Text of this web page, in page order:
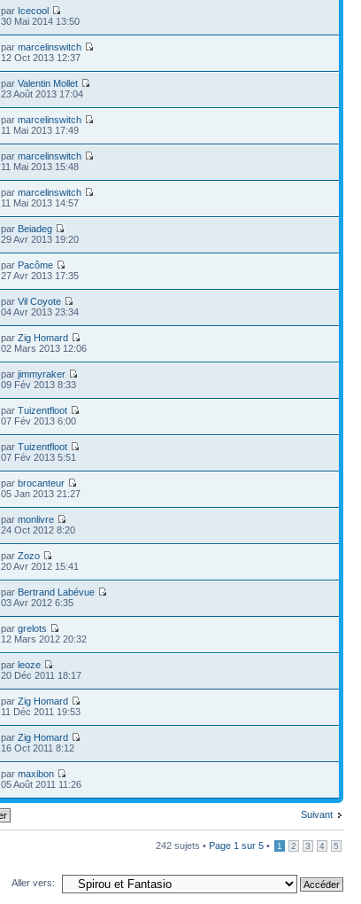
par Icecool
30 Mai 2014 13:50
parmarcelinswitch
12 Oct 2013 12:37
parValentin Mollet
23 Août 2013 17:04
parmarcelinswitch
11 Mai 2013 17:49
parmarcelinswitch
11 Mai 2013 15:48
parmarcelinswitch
11 Mai 2013 14:57
par Beiadeg
29 Avr 2013 19:20
par Pacôme
27 Avr 2013 17:35
parVil Coyote
04 Avr 2013 23:34
parZig Homard
02 Mars 2013 12:06
parjimmyraker
09 Fév 2013 8:33
parTuizentfloot
07 Fév 2013 6:00
parTuizentfloot
07 Fév 2013 5:51
parbrocanteur
05 Jan 2013 21:27
parmonlivre
24 Oct 2012 8:20
parZozo
20 Avr 2012 15:41
par Bertrand Labévue
03 Avr 2012 6:35
pargrelots
12 Mars 2012 20:32
parleoze
20 Déc 2011 18:17
parZig Homard
11 Déc 2011 19:53
parZig Homard
16 Oct 2011 8:12
parmaxibon
05 Août 2011 11:26
Suivant
242 sujets • Page 1 sur 5 • 1 2 3 4 5
Aller vers: